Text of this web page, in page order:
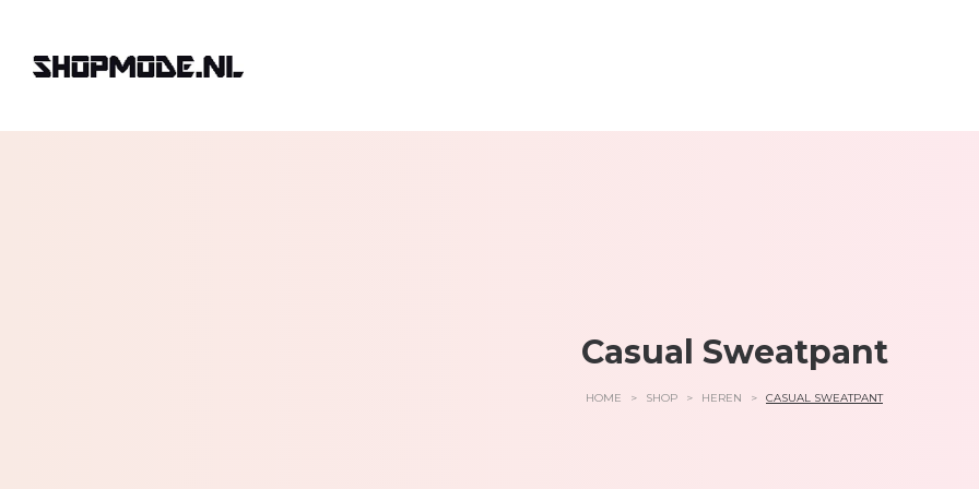
Casual Sweatpant
HOME > SHOP > HEREN > CASUAL SWEATPANT